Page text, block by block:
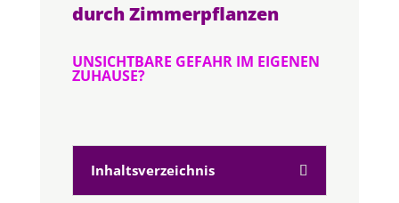
durch Zimmerpflanzen
UNSICHTBARE GEFAHR IM EIGENEN
ZUHAUSE?
Inhaltsverzeichnis